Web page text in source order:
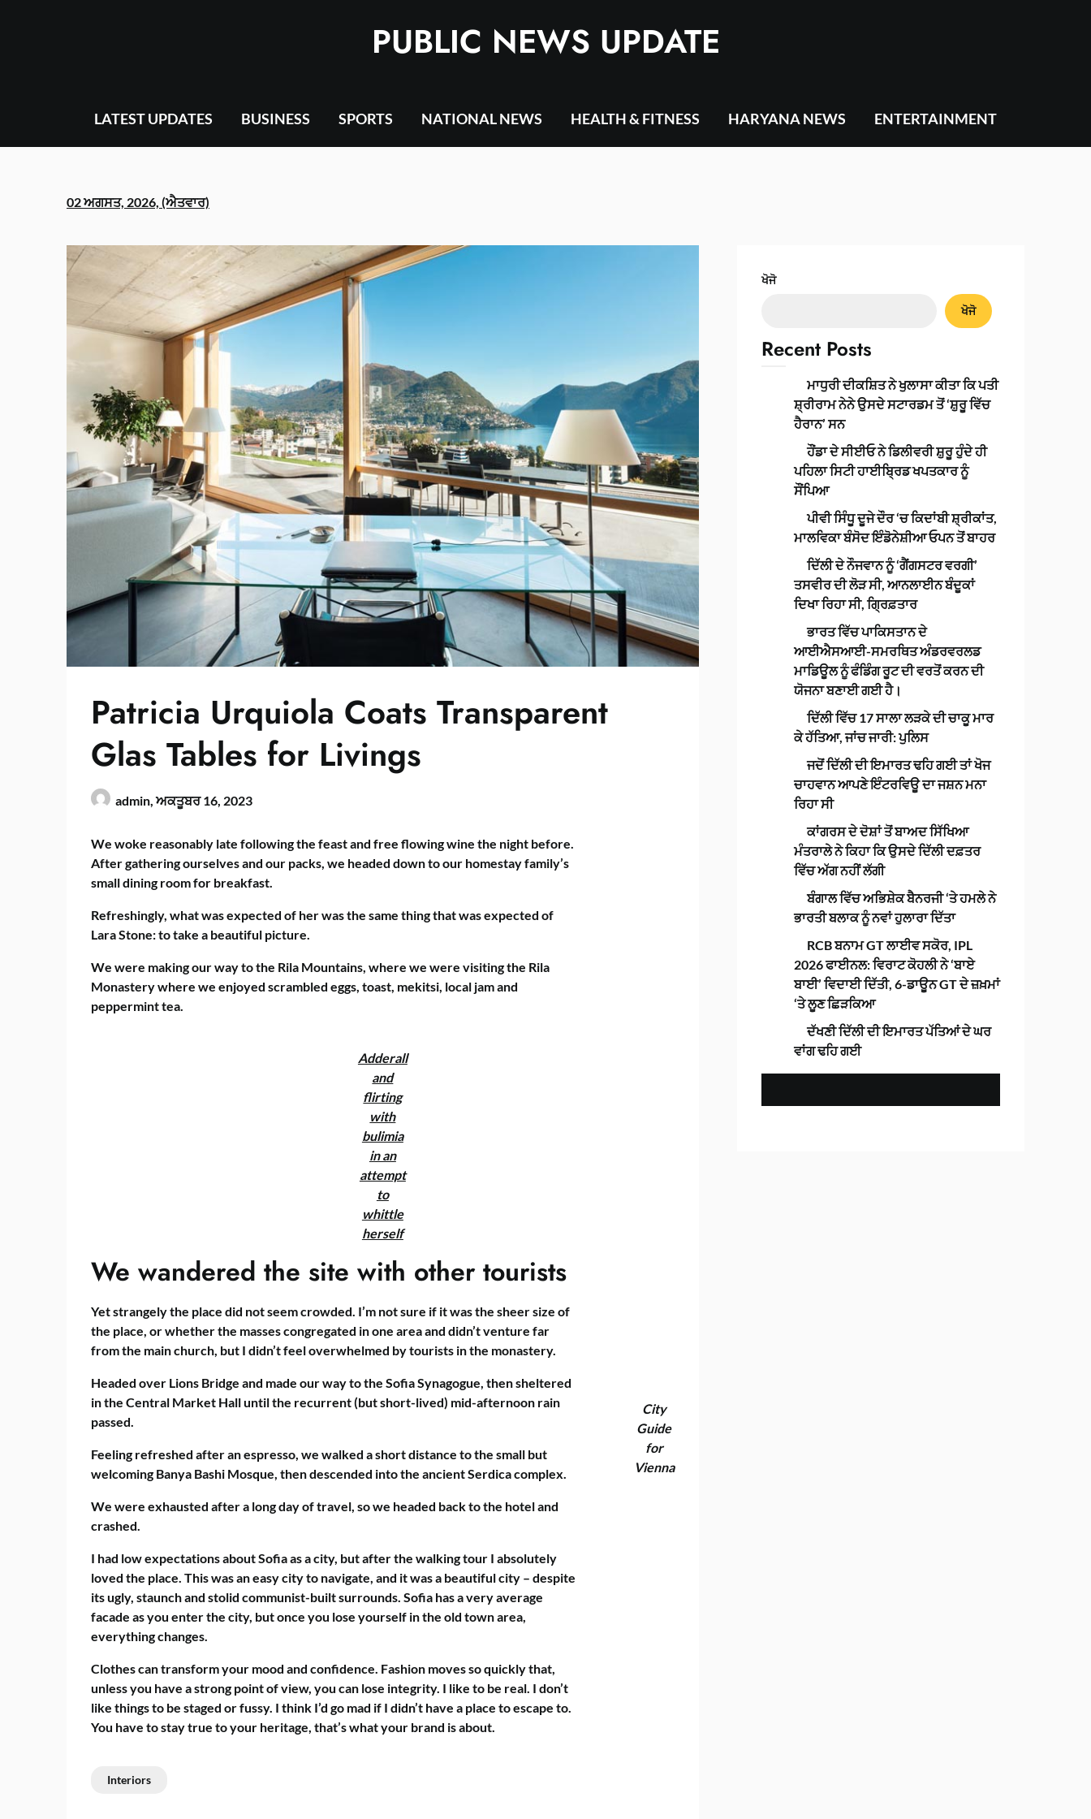
PUBLIC NEWS UPDATE
LATEST UPDATES BUSINESS SPORTS NATIONAL NEWS HEALTH & FITNESS HARYANA NEWS ENTERTAINMENT
02 ਅਗਸਤ, 2026, (ਐਤਵਾਰ)
Patricia Urquiola Coats Transparent
Glas Tables for Livings
admin,ਅਕਤੂਬਰ 16, 2023
We woke reasonably late following the feast and free flowing wine the night before.
After gathering ourselves and our packs, we headed down to our homestay family’s
small dining room for breakfast.
Refreshingly, what was expected of her was the same thing that was expected of
Lara Stone: to take a beautiful picture.
We were making our way to the Rila Mountains, where we were visiting the Rila
Monastery where we enjoyed scrambled eggs, toast, mekitsi, local jam and
peppermint tea.
Adderall
and
flirting
with
bulimia
in an
attempt
to
whittle
herself
We wandered the site with other tourists
Yet strangely the place did not seem crowded. I’m not sure if it was the sheer size of
the place, or whether the masses congregated in one area and didn’t venture far
from the main church, but I didn’t feel overwhelmed by tourists in the monastery.
City
Guide
for
Vienna
Headed over Lions Bridge and made our way to the Sofia Synagogue, then sheltered
in the Central Market Hall until the recurrent (but short-lived) mid-afternoon rain
passed.
Feeling refreshed after an espresso, we walked a short distance to the small but
welcoming Banya Bashi Mosque, then descended into the ancient Serdica complex.
We were exhausted after a long day of travel, so we headed back to the hotel and
crashed.
I had low expectations about Sofia as a city, but after the walking tour I absolutely
loved the place. This was an easy city to navigate, and it was a beautiful city – despite
its ugly, staunch and stolid communist-built surrounds. Sofia has a very average
facade as you enter the city, but once you lose yourself in the old town area,
everything changes.
Clothes can transform your mood and confidence. Fashion moves so quickly that,
unless you have a strong point of view, you can lose integrity. I like to be real. I don’t
like things to be staged or fussy. I think I’d go mad if I didn’t have a place to escape to.
You have to stay true to your heritage, that’s what your brand is about.
Interiors
ਖੋਜੋ
ਖੋਜੋ
Recent Posts
ਮਾਧੁਰੀ ਦੀਕਸ਼ਿਤ ਨੇ ਖੁਲਾਸਾ ਕੀਤਾ ਕਿ ਪਤੀ
ਸ਼੍ਰੀਰਾਮ ਨੇਨੇ ਉਸਦੇ ਸਟਾਰਡਮ ਤੋਂ ‘ਸ਼ੁਰੂ ਵਿੱਚ
ਹੈਰਾਨ’ ਸਨ
ਹੌਂਡਾ ਦੇ ਸੀਈਓ ਨੇ ਡਿਲੀਵਰੀ ਸ਼ੁਰੂ ਹੁੰਦੇ ਹੀ
ਪਹਿਲਾ ਸਿਟੀ ਹਾਈਬ੍ਰਿਡ ਖਪਤਕਾਰ ਨੂੰ
ਸੌਂਪਿਆ
ਪੀਵੀ ਸਿੰਧੂ ਦੂਜੇ ਦੌਰ ‘ਚ ਕਿਦਾਂਬੀ ਸ਼੍ਰੀਕਾਂਤ,
ਮਾਲਵਿਕਾ ਬੰਸੋਦ ਇੰਡੋਨੇਸ਼ੀਆ ਓਪਨ ਤੋਂ ਬਾਹਰ
ਦਿੱਲੀ ਦੇ ਨੌਜਵਾਨ ਨੂੰ ‘ਗੈਂਗਸਟਰ ਵਰਗੀ’
ਤਸਵੀਰ ਦੀ ਲੋੜ ਸੀ, ਆਨਲਾਈਨ ਬੰਦੂਕਾਂ
ਦਿਖਾ ਰਿਹਾ ਸੀ, ਗ੍ਰਿਫ਼ਤਾਰ
ਭਾਰਤ ਵਿੱਚ ਪਾਕਿਸਤਾਨ ਦੇ
ਆਈਐਸਆਈ-ਸਮਰਥਿਤ ਅੰਡਰਵਰਲਡ
ਮਾਡਿਊਲ ਨੂੰ ਫੰਡਿੰਗ ਰੂਟ ਦੀ ਵਰਤੋਂ ਕਰਨ ਦੀ
ਯੋਜਨਾ ਬਣਾਈ ਗਈ ਹੈ।
ਦਿੱਲੀ ਵਿੱਚ 17 ਸਾਲਾ ਲੜਕੇ ਦੀ ਚਾਕੂ ਮਾਰ
ਕੇ ਹੱਤਿਆ, ਜਾਂਚ ਜਾਰੀ: ਪੁਲਿਸ
ਜਦੋਂ ਦਿੱਲੀ ਦੀ ਇਮਾਰਤ ਢਹਿ ਗਈ ਤਾਂ ਖੋਜ
ਚਾਹਵਾਨ ਆਪਣੇ ਇੰਟਰਵਿਊ ਦਾ ਜਸ਼ਨ ਮਨਾ
ਰਿਹਾ ਸੀ
ਕਾਂਗਰਸ ਦੇ ਦੋਸ਼ਾਂ ਤੋਂ ਬਾਅਦ ਸਿੱਖਿਆ
ਮੰਤਰਾਲੇ ਨੇ ਕਿਹਾ ਕਿ ਉਸਦੇ ਦਿੱਲੀ ਦਫ਼ਤਰ
ਵਿੱਚ ਅੱਗ ਨਹੀਂ ਲੱਗੀ
ਬੰਗਾਲ ਵਿੱਚ ਅਭਿਸ਼ੇਕ ਬੈਨਰਜੀ ‘ਤੇ ਹਮਲੇ ਨੇ
ਭਾਰਤੀ ਬਲਾਕ ਨੂੰ ਨਵਾਂ ਹੁਲਾਰਾ ਦਿੱਤਾ
RCB ਬਨਾਮ GT ਲਾਈਵ ਸਕੋਰ, IPL
2026 ਫਾਈਨਲ: ਵਿਰਾਟ ਕੋਹਲੀ ਨੇ ‘ਬਾਏ
ਬਾਈ’ ਵਿਦਾਈ ਦਿੱਤੀ, 6-ਡਾਊਨ GT ਦੇ ਜ਼ਖ਼ਮਾਂ
‘ਤੇ ਲੂਣ ਛਿੜਕਿਆ
ਦੱਖਣੀ ਦਿੱਲੀ ਦੀ ਇਮਾਰਤ ਪੱਤਿਆਂ ਦੇ ਘਰ
ਵਾਂਗ ਢਹਿ ਗਈ